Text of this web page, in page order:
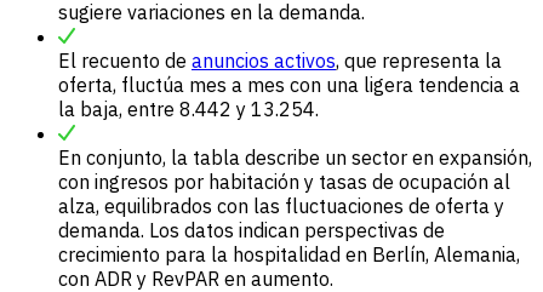
sugiere variaciones en la demanda.
El recuento de anuncios activos, que representa la
oferta, fluctúa mes a mes con una ligera tendencia a
la baja, entre 8.442 y 13.254.
En conjunto, la tabla describe un sector en expansión,
con ingresos por habitación y tasas de ocupación al
alza, equilibrados con las fluctuaciones de oferta y
demanda. Los datos indican perspectivas de
crecimiento para la hospitalidad en Berlín, Alemania,
con ADR y RevPAR en aumento.